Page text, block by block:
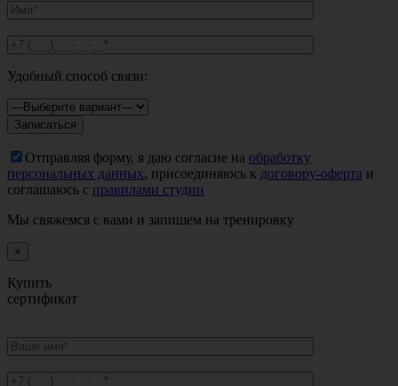
Удобный способ связи:
Отправляя форму, я даю согласие на обработку
персональных данных, присоединяюсь к договору-оферта и
соглашаюсь с правилами студии
Мы свяжемся с вами и запишем на тренировку
×
Купить
сертификат